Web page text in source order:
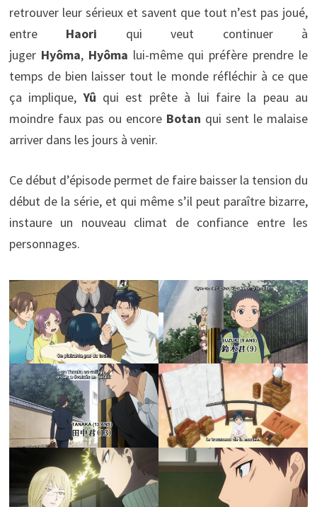
retrouver leur sérieux et savent que tout n’est pas joué,
entre Haori qui veut continuer à
juger Hyôma, Hyôma lui-même qui préfère prendre le
temps de bien laisser tout le monde réfléchir à ce que
ça implique,Yû qui est prête à lui faire la peau au
moindre faux pas ou encore Botan qui sent le malaise
arriver dans les jours à venir.
Ce début d’épisode permet de faire baisser la tension du
début de la série, et qui même s’il peut paraître bizarre,
instaure un nouveau climat de confiance entre les
personnages.